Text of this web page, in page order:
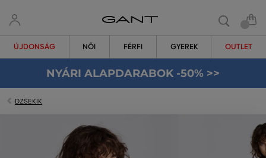
ÚJDONSÁG NŐI FÉRFI GYEREK OUTLET
NYÁRI ALAPDARABOK -50% >>
DZSEKIK